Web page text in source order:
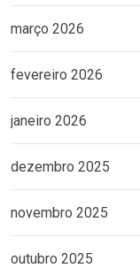
março 2026
fevereiro 2026
janeiro 2026
dezembro 2025
novembro 2025
outubro 2025